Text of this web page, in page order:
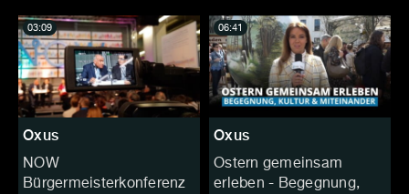
Oxus
NOW
Bürgermeisterkonferenz
03:09
Oxus
Ostern gemeinsam
erleben - Begegnung,
06:41